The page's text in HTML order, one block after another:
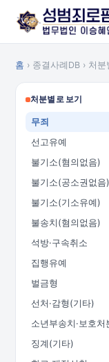
홈 › 종결사례DB › 처
처분별로 보기
무죄
선고유예
불기소(혐의없음)
불기소(공소권없음)
불기소(기소유예)
불송치(혐의없음)
석방·구속취소
집행유예
벌금형
선처·감형(기타)
소년부송치·보호처
징계(기타)